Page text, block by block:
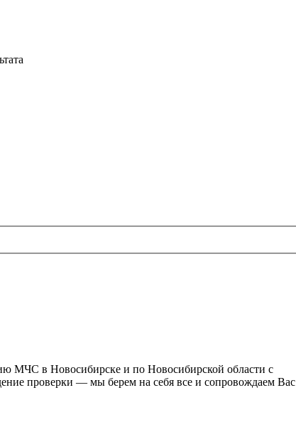
МЧС в Новосибирске и по Новосибирской области с
проверки — мы берем на себя все и сопровождаем Вас